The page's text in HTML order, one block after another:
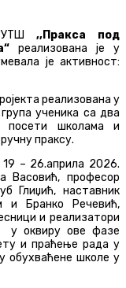
УТШ,,Пракса под
реализована је у
је активност:
реализована у
ученика са два
посети школама и
праксу.
19 – 26.априла 2026.
Васовић, професор
Глиџић, наставник
и Бранко Речевић,
и реализатори
у оквиру ове фазе
и праћење рада у
обухваћене школе у